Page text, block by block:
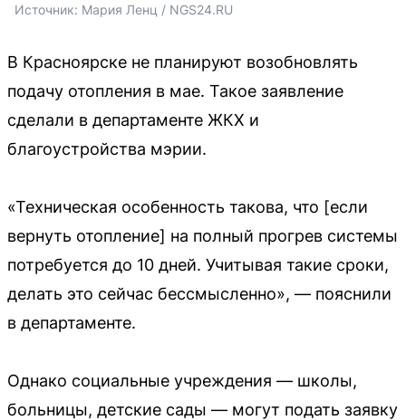
Источник: Мария Ленц / NGS24.RU
В Красноярске не планируют возобновлять
подачу отопления в мае. Такое заявление
сделали в департаменте ЖКХ и
благоустройства мэрии.
«Техническая особенность такова, что [если
вернуть отопление] на полный прогрев системы
потребуется до 10 дней. Учитывая такие сроки,
делать это сейчас бессмысленно», — пояснили
в департаменте.
Однако социальные учреждения — школы,
больницы, детские сады — могут подать заявку